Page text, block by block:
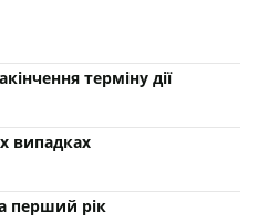
терміну дії
випадках
перший рік